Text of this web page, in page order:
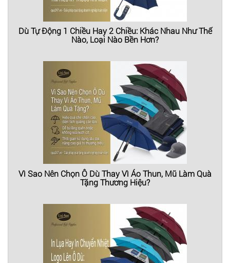
Dù Tự Động 1 Chiều Hay 2 Chiều: Khác Nhau Như Thế
Nào, Loại Nào Bền Hơn?
Vì Sao Nên Chọn Ô Dù Thay Vì Áo Thun, Mũ Làm Quà
Tặng Thương Hiệu?